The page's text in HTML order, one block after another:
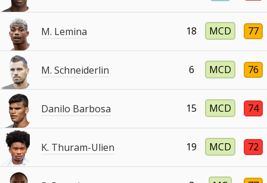
M. Lemina 18 MCD 77
M. Schneiderlin 6 MCD 76
Danilo Barbosa 15 MCD 74
K. Thuram-Ulien 19 MCD 72